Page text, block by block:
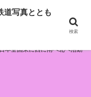
真とともに！
本全国東に西に南へ北へ活動
写真ととも
検索